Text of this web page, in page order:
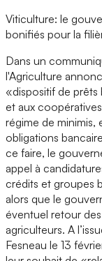
Viticulture: le
bonifiés pour la
Dans un
l'Agriculture
«dispositif de
et aux
régime de minimis,
obligations
ce faire, le
appel à
crédits et groupes
alors que le
éventuel retour
agriculteurs. A
Fesneau le 13